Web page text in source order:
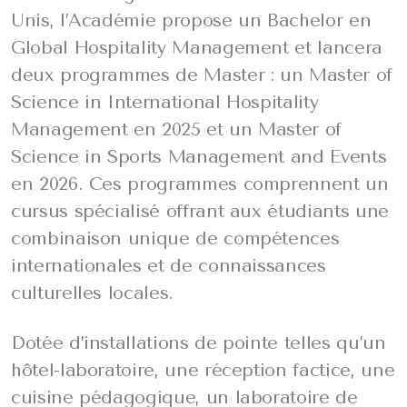
Unis, l’Académie propose un Bachelor en
Global Hospitality Management et lancera
deux programmes de Master : un Master of
Science in International Hospitality
Management en 2025 et un Master of
Science in Sports Management and Events
en 2026. Ces programmes comprennent un
cursus spécialisé offrant aux étudiants une
combinaison unique de compétences
internationales et de connaissances
culturelles locales.
Dotée d’installations de pointe telles qu’un
hôtel-laboratoire, une réception factice, une
cuisine pédagogique, un laboratoire de